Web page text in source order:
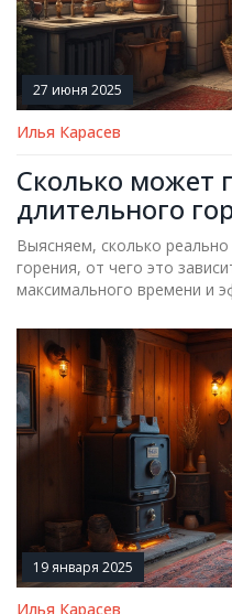
27 июня 2025
Илья Карасев
Сколько может
длительного
подкладки
показатели и
Выясняем, сколько
горения, от чего это
максимального времени и
19 января 2025
Илья Карасев